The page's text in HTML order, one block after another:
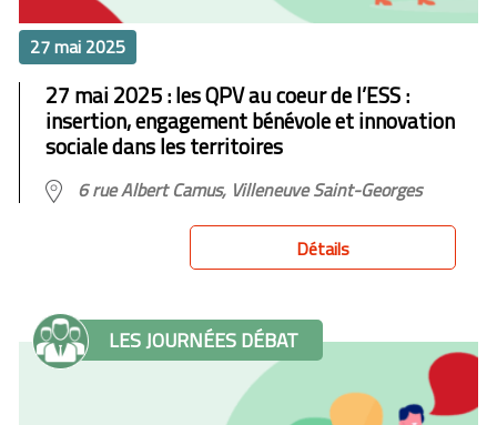
27 mai 2025
27 mai 2025 : les QPV au coeur de l’ESS :
insertion, engagement bénévole et innovation
sociale dans les territoires
6 rue Albert Camus, Villeneuve Saint-Georges
Détails
LES JOURNÉES DÉBAT